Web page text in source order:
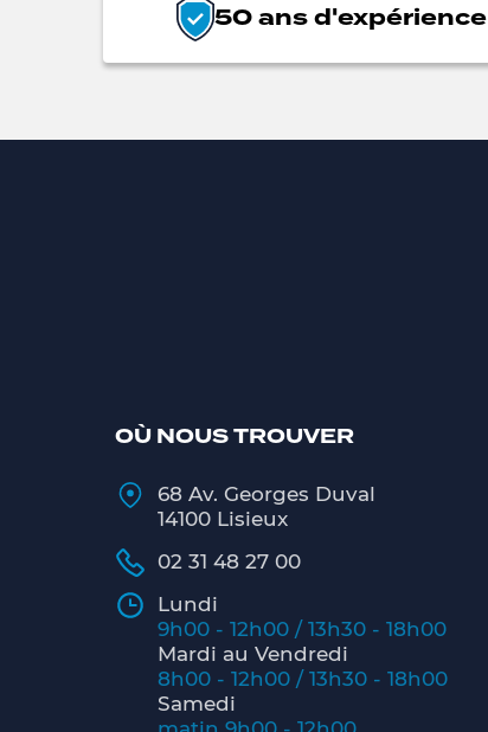
50 ans d'expérience
OÙ NOUS TROUVER
68 Av. Georges Duval
14100 Lisieux
02 31 48 27 00
Lundi
9h00 - 12h00 / 13h30 - 18h00
Mardi au Vendredi
8h00 - 12h00 / 13h30 - 18h00
Samedi